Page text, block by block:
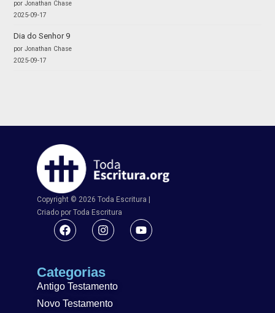
por Jonathan Chase
2025-09-17
Dia do Senhor 9
por Jonathan Chase
2025-09-17
Copyright © 2026 Toda Escritura |
Criado por Toda Escritura
Categorias
Antigo Testamento
Novo Testamento